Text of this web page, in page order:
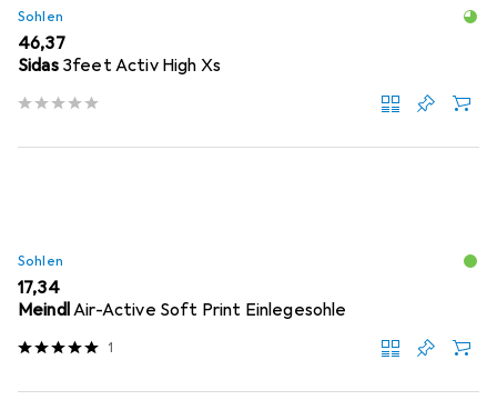
Sohlen
EUR
46,37
Sidas 3feet Activ High Xs
Sohlen
EUR
17,34
MeindlAir-Active Soft Print Einlegesohle
1